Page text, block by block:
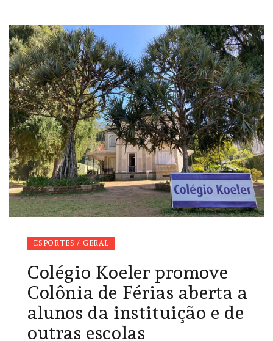
ESPORTES / GERAL
Colégio Koeler promove
Colônia de Férias aberta a
alunos da instituição e de
outras escolas